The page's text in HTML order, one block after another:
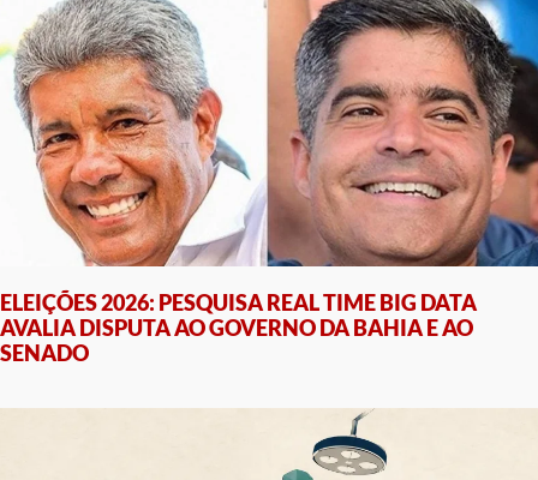
ELEIÇÕES 2026: PESQUISA REAL TIME BIG DATA
AVALIA DISPUTA AO GOVERNO DA BAHIA E AO
SENADO